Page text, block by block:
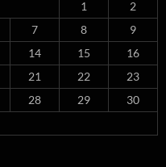
1
2
7 8
9
14 15
16
21 22
23
28 29
30